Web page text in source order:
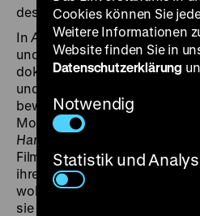
des Vertrauens in die
InAlarm am Hauptbahnhof
und Sigrun Köhler mitten ins
dokumentieren das
und Befürwortern des
bewahren sie Distanz – und
Morricones Musik aus dem
Handvoll Dollar
Filmemacherinnen auch hier
ihren Sinn fürs Komische im
wollten sie weg aus der Stadt.
sie es sich zum Auftrag, die
Cookies können Sie
Weitere Informationen
Website finden Sie in
Datenschutzerklärung
Notwendig
Statistik und